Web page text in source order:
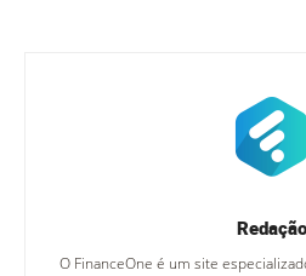
Redação
O FinanceOne é um site